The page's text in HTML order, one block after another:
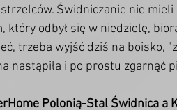
Świdniczanie nie mieli
który odbył się w niedzielę,
trzeba wyjść dziś na boisko,
nastąpiła i po prostu zgarnąć
Polonią-Stal Świdnica a